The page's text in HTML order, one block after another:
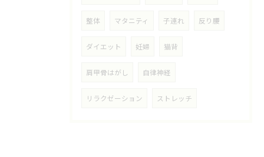
整体 マタニティ 子連れ 反り腰
ダイエット 妊婦 猫背
肩甲骨はがし 自律神経
リラクゼーション ストレッチ